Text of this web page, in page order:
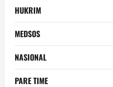
HUKRIM
MEDSOS
NASIONAL
PARE TIME